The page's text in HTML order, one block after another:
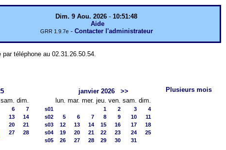
Dim. 9 Aou. 2026 - 10:51:48
Aide
GRR 1.9.7e- Contacter l'administrateur
téléphone au 02.31.26.50.54.
sam. dim.
6
7
13
14
20
21
27
28
janvier 2026
>>
lun. mar. mer. jeu. ven. sam. dim.
s01 1 2 3
4
s02
5 6 7 8 9 10
11
s03
12 13 14 15 16 17
18
s04
19 20 21 22 23 24
25
s05
26 27 28 29 30 31
Plusieurs mois